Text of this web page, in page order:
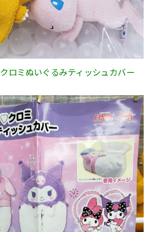
クロミぬいぐるみティッシュカバー